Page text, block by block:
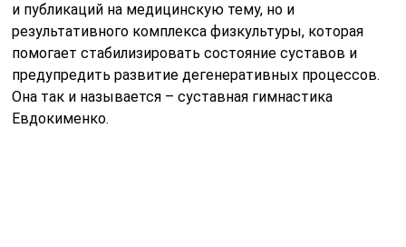
и публикаций на медицинскую тему, но и
результативного комплекса физкультуры, которая
помогает стабилизировать состояние суставов и
предупредить развитие дегенеративных процессов.
Она так и называется – суставная гимнастика
Евдокименко.